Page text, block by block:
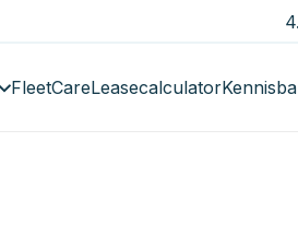
FleetCareLeasecalculator